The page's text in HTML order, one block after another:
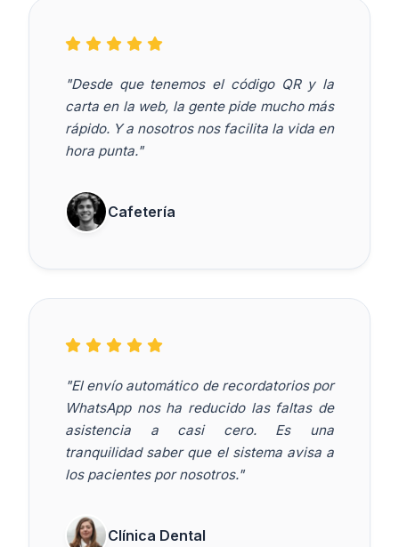
"Desde que tenemos el código QR y la
carta en la web, la gente pide mucho más
rápido. Y a nosotros nos facilita la vida en
hora punta."
Cafetería
"El envío automático de recordatorios por
WhatsApp nos ha reducido las faltas de
asistencia a casi cero. Es una
tranquilidad saber que el sistema avisa a
los pacientes por nosotros."
Clínica Dental